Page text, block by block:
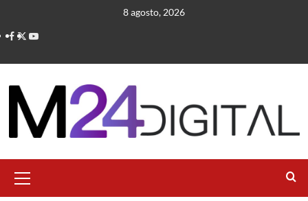
contenido
8 agosto, 2026
primario